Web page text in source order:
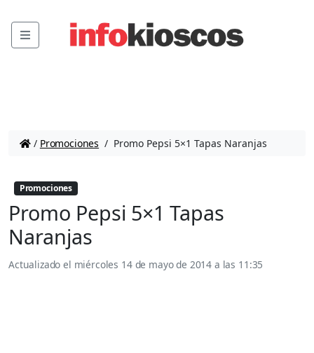
Menu
/ Promociones / Promo Pepsi 5×1 Tapas Naranjas
Promociones
Promo Pepsi 5×1 Tapas
Naranjas
Actualizado el miércoles 14 de mayo de 2014 a las 11:35